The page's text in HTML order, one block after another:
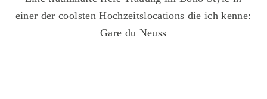
einer der coolsten Hochzeitslocations die ich kenne:
Gare du Neuss